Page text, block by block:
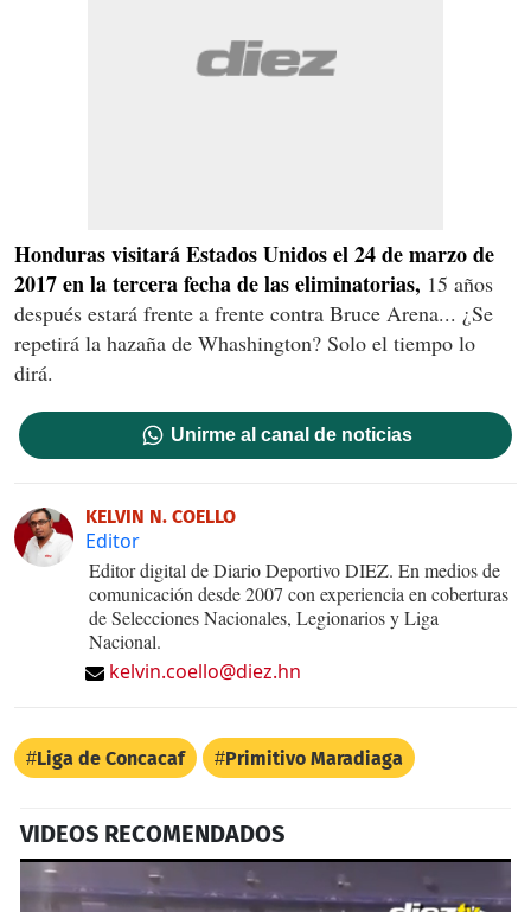
Honduras visitará Estados Unidos el 24 de marzo de
2017 en la tercera fecha de las eliminatorias, 15 años
después estará frente a frente contra Bruce Arena... ¿Se
repetirá la hazaña de Whashington? Solo el tiempo lo
dirá.
Unirme al canal de noticias
KELVIN N. COELLO
Editor
Editor digital de Diario Deportivo DIEZ. En medios de
comunicación desde 2007 con experiencia en coberturas
de Selecciones Nacionales, Legionarios y Liga
Nacional.
kelvin.coello@diez.hn
Liga de Concacaf Primitivo Maradiaga
VIDEOS RECOMENDADOS